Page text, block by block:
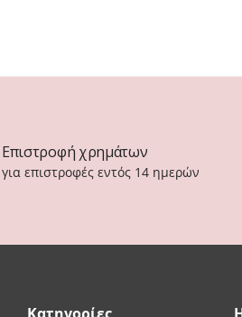
Επιστροφή χρημάτων
για επιστροφές εντός 14 ημερών